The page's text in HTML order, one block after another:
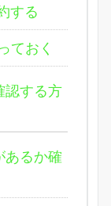
する
ておく
認する方
あるか確